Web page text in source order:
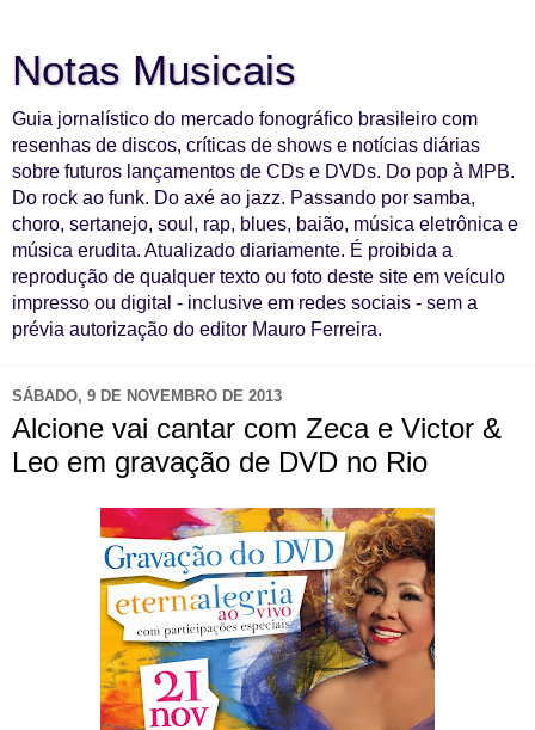
Notas Musicais
Guia jornalístico do mercado fonográfico brasileiro com
resenhas de discos, críticas de shows e notícias diárias
sobre futuros lançamentos de CDs e DVDs. Do pop à MPB.
Do rock ao funk. Do axé ao jazz. Passando por samba,
choro, sertanejo, soul, rap, blues, baião, música eletrônica e
música erudita. Atualizado diariamente. É proibida a
reprodução de qualquer texto ou foto deste site em veículo
impresso ou digital - inclusive em redes sociais - sem a
prévia autorização do editor Mauro Ferreira.
SÁBADO, 9 DE NOVEMBRO DE 2013
Alcione vai cantar com Zeca e Victor &
Leo em gravação de DVD no Rio